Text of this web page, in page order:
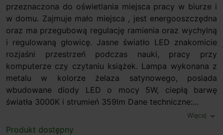
przeznaczona do oświetlania miejsca pracy w biurze i
w domu. Zajmuje mało miejsca , jest energooszczędna
oraz ma przegubową regulację ramienia oraz wychylną
i regulowaną głowicę. Jasne światło LED znakomicie
rozjaśni przestrzeń podczas nauki, pracy przy
komputerze czy czytaniu książek. Lampa wykonana z
metalu w kolorze żelaza satynowego, posiada
wbudowane diody LED o mocy 5W, ciepłą barwę
światła 3000K i strumień 359lm Dane techniczne:...
Więcej expand_more
Produkt dostępny